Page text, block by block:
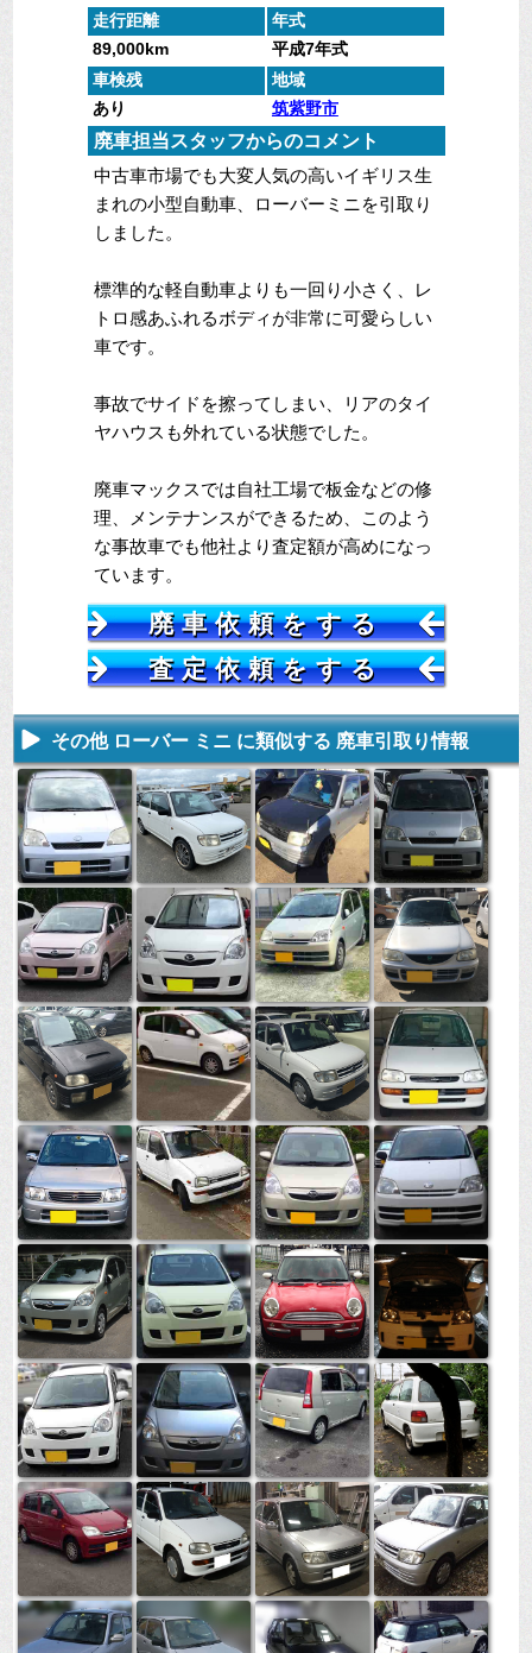
走行距離
年式
89,000km
平成7年式
車検残
地域
あり
筑紫野市
廃車担当スタッフからのコメント
中古車市場でも大変人気の高いイギリス生
まれの小型自動車、ローバーミニを引取り
しました。
標準的な軽自動車よりも一回り小さく、レ
トロ感あふれるボディが非常に可愛らしい
車です。
事故でサイドを擦ってしまい、リアのタイ
ヤハウスも外れている状態でした。
廃車マックスでは自社工場で板金などの修
理、メンテナンスができるため、このよう
な事故車でも他社より査定額が高めになっ
ています。
廃車依頼をする
査定依頼をする
その他 ローバー ミニ に類似する 廃車引取り情報